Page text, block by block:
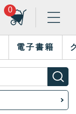
0
電子書籍